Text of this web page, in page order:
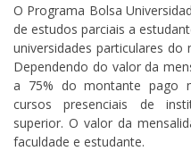
O Programa Bolsa
de estudos parciais a
universidades particulares do
Dependendo do valor da
a 75% do montante pago
cursos presenciais de
superior. O valor da
faculdade e estudante.